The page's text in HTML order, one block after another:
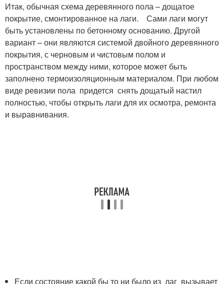
Итак, обычная схема деревянного пола – дощатое
покрытие, смонтированное на лаги. Сами лаги могут
быть установлены по бетонному основанию. Другой
вариант – они являются системой двойного деревянного
покрытия, с черновым и чистовым полом и
пространством между ними, которое может быть
заполнено термоизоляционным материалом. При любом
виде ревизии пола придется снять дощатый настил
полностью, чтобы открыть лаги для их осмотра, ремонта
и выравнивания.
Если состояние какой бы то ни было из лаг вызывает